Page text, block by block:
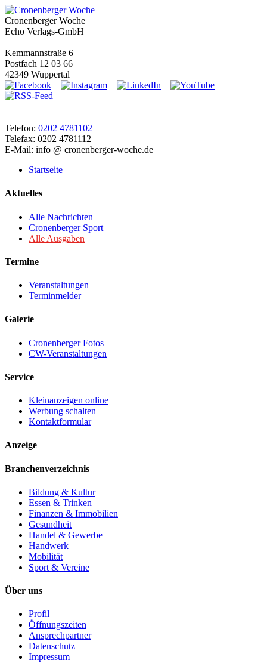
Cronenberger Woche
Echo Verlags-GmbH
Kemmannstraße 6
Postfach 12 03 66
42349 Wuppertal
Telefon: 0202 4781102
Telefax: 0202 4781112
E-Mail: info @ cronenberger-woche.de
Startseite
Aktuelles
Alle Nachrichten
Cronenberger Sport
Alle Ausgaben
Termine
Veranstaltungen
Terminmelder
Galerie
Cronenberger Fotos
CW-Veranstaltungen
Service
Kleinanzeigen online
Werbung schalten
Kontaktformular
Anzeige
Branchenverzeichnis
Bildung & Kultur
Essen & Trinken
Finanzen & Immobilien
Gesundheit
Handel & Gewerbe
Handwerk
Mobilität
Sport & Vereine
Über uns
Profil
Öffnungszeiten
Ansprechpartner
Datenschutz
Impressum